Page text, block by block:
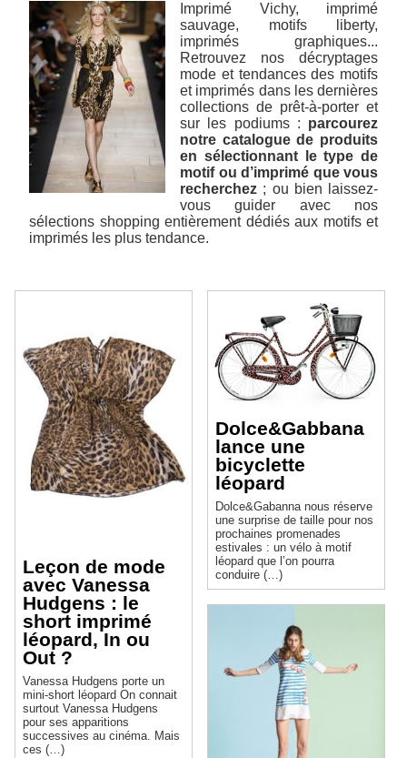
Imprimé Vichy, imprimé
sauvage, motifs liberty,
imprimés graphiques...
Retrouvez nos décryptages
mode et tendances des motifs
et imprimés dans les dernières
collections de prêt-à-porter et
sur les podiums : parcourez
notre catalogue de produits
en sélectionnant le type de
motif ou d’imprimé que vous
recherchez ; ou bien laissez-
vous guider avec nos
sélections shopping entièrement dédiés aux motifs et
imprimés les plus tendance.
Leçon de mode
avec Vanessa
Hudgens : le
short imprimé
léopard, In ou
Out ?
Vanessa Hudgens porte un
mini-short léopard On connait
surtout Vanessa Hudgens
pour ses apparitions
successives au cinéma. Mais
ces (…)
Dolce&Gabbana
lance une
bicyclette
léopard
Dolce&Gabanna nous réserve
une surprise de taille pour nos
prochaines promenades
estivales : un vélo à motif
léopard que l’on pourra
conduire (…)